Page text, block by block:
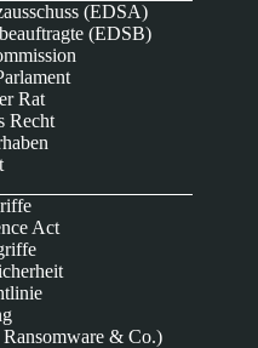
(EDSA)
(EDSB)
Rat
Recht
Act
& Co.)